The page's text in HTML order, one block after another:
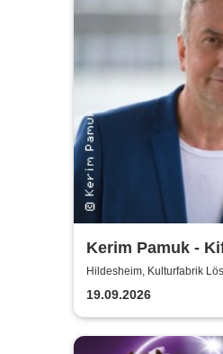
Kerim Pamuk -
& Kajal
Hildesheim, Kulturfabrik
19.09.2026